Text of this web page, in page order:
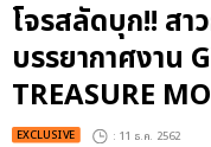
โจรสลัดบุก!! สา
บรรยากาศงาน
TREASURE
EXCLUSIVE : 11 ธ.ค. 2562